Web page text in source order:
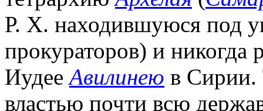
Р. Х. находившуюся под
прокураторов) и
ИудееАвилинею в Сирии.
властью почти всю